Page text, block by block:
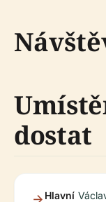
dostat
Hlavní